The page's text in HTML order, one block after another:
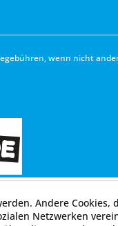
wenn nicht
Andere Cookies,
Netzwerken